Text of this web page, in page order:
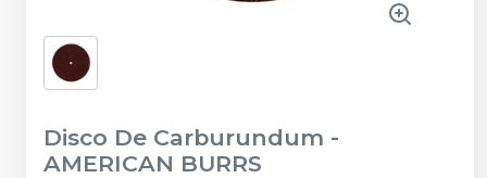
Disco De Carburundum -
AMERICAN BURRS